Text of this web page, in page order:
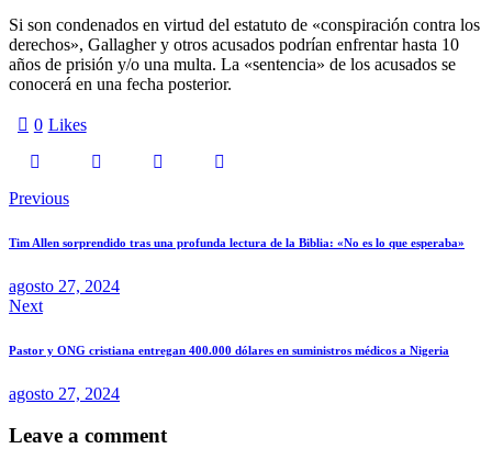
Si son condenados en virtud del estatuto de «conspiración contra los
derechos», Gallagher y otros acusados ​​podrían enfrentar hasta 10
años de prisión y/o una multa. La «sentencia» de los acusados ​​se
conocerá en una fecha posterior.
0 Likes
Navegación
de
Previous
Tim Allen sorprendido tras una profunda lectura de la Biblia: «No es lo que esperaba»
agosto 27, 2024
Next
Pastor y ONG cristiana entregan 400.000 dólares en suministros médicos a Nigeria
agosto 27, 2024
Leave a comment